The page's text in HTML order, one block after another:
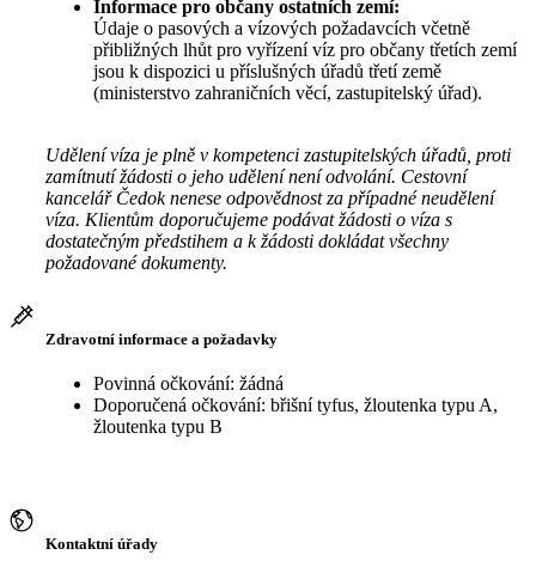
Informace pro občany ostatních zemí:
Údaje o pasových a vízových požadavcích včetně
přibližných lhůt pro vyřízení víz pro občany třetích zemí
jsou k dispozici u příslušných úřadů třetí země
(ministerstvo zahraničních věcí, zastupitelský úřad).
Udělení víza je plně v kompetenci zastupitelských úřadů, proti
zamítnutí žádosti o jeho udělení není odvolání. Cestovní
kancelář Čedok nenese odpovědnost za případné neudělení
víza. Klientům doporučujeme podávat žádosti o víza s
dostatečným předstihem a k žádosti dokládat všechny
požadované dokumenty.
Zdravotní informace a požadavky
Povinná očkování: žádná
Doporučená očkování: břišní tyfus, žloutenka typu A,
žloutenka typu B
Kontaktní úřady